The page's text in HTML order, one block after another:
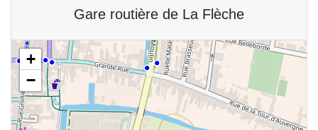
Gare routière de La Flèche
+
−